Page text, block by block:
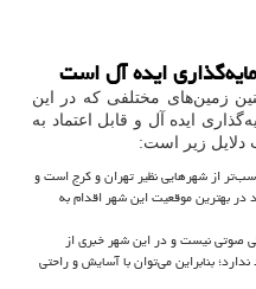
ایده آل است
زمین‌های مختلفی که در این
ایده آل و قابل اعتماد به
زیر است:
از شهرهایی نظیر تهران و کرج است و
بهترین موقعیت این شهر اقدام به
صوتی نیست و در این شهر خبری از
بنابراین می‌توان با آسایش و راحتی